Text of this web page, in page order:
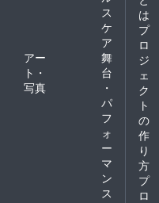
ス
ケ
ア
アー
ト・
写真
舞
台
・
パ
フ
ォ
ー
マ
ン
ス
は
プ
ロ
ジ
ェ
ク
ト
の
作
り
方
プ
ロ